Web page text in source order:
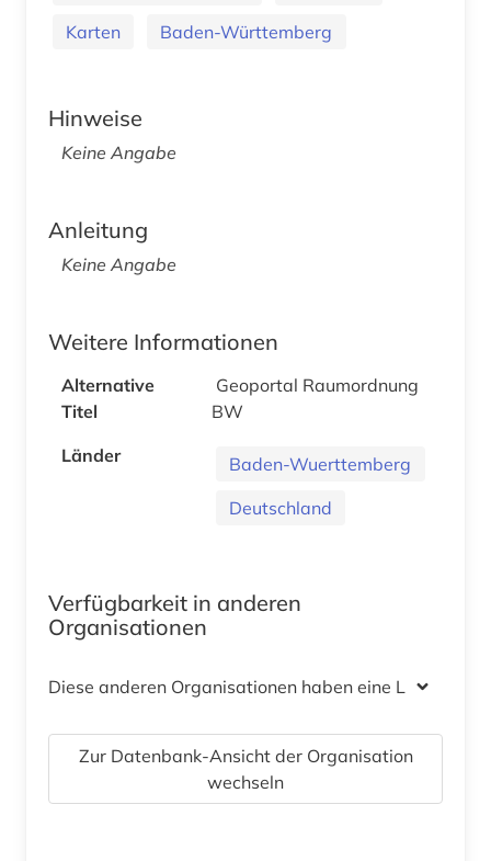
Karten
Baden-Württemberg
Hinweise
Keine Angabe
Anleitung
Keine Angabe
Weitere Informationen
Alternative
Titel
Geoportal Raumordnung
BW
Länder
Baden-Wuerttemberg
Deutschland
Verfügbarkeit in anderen
Organisationen
Diese anderen Organisationen haben eine Lizenz
Zur Datenbank-Ansicht der Organisation
wechseln